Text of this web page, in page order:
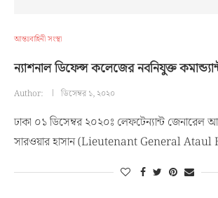
আন্তঃবাহিনী সংস্থা
ন্যাশনাল ডিফেন্স কলেজের নবনিযুক্ত
Author: ডিসেম্বর ১, ২০২০
ঢাকা ০১ ডিসেম্বর ২০২০ঃ লেফটেন্যান্ট জেনারেল
সারওয়ার হাসান (Lieutenant General